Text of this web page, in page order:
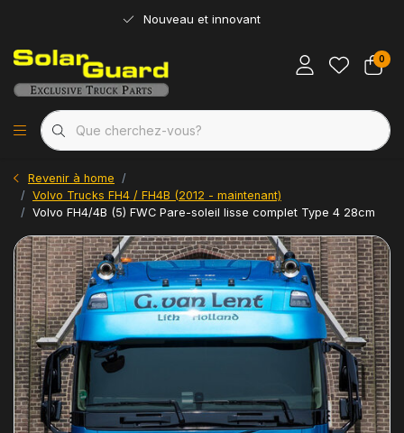
Nouveau et innovant
0
Revenir à home
Volvo Trucks FH4 / FH4B (2012 - maintenant)
Volvo FH4/4B (5) FWC Pare-soleil lisse complet Type 4 28cm